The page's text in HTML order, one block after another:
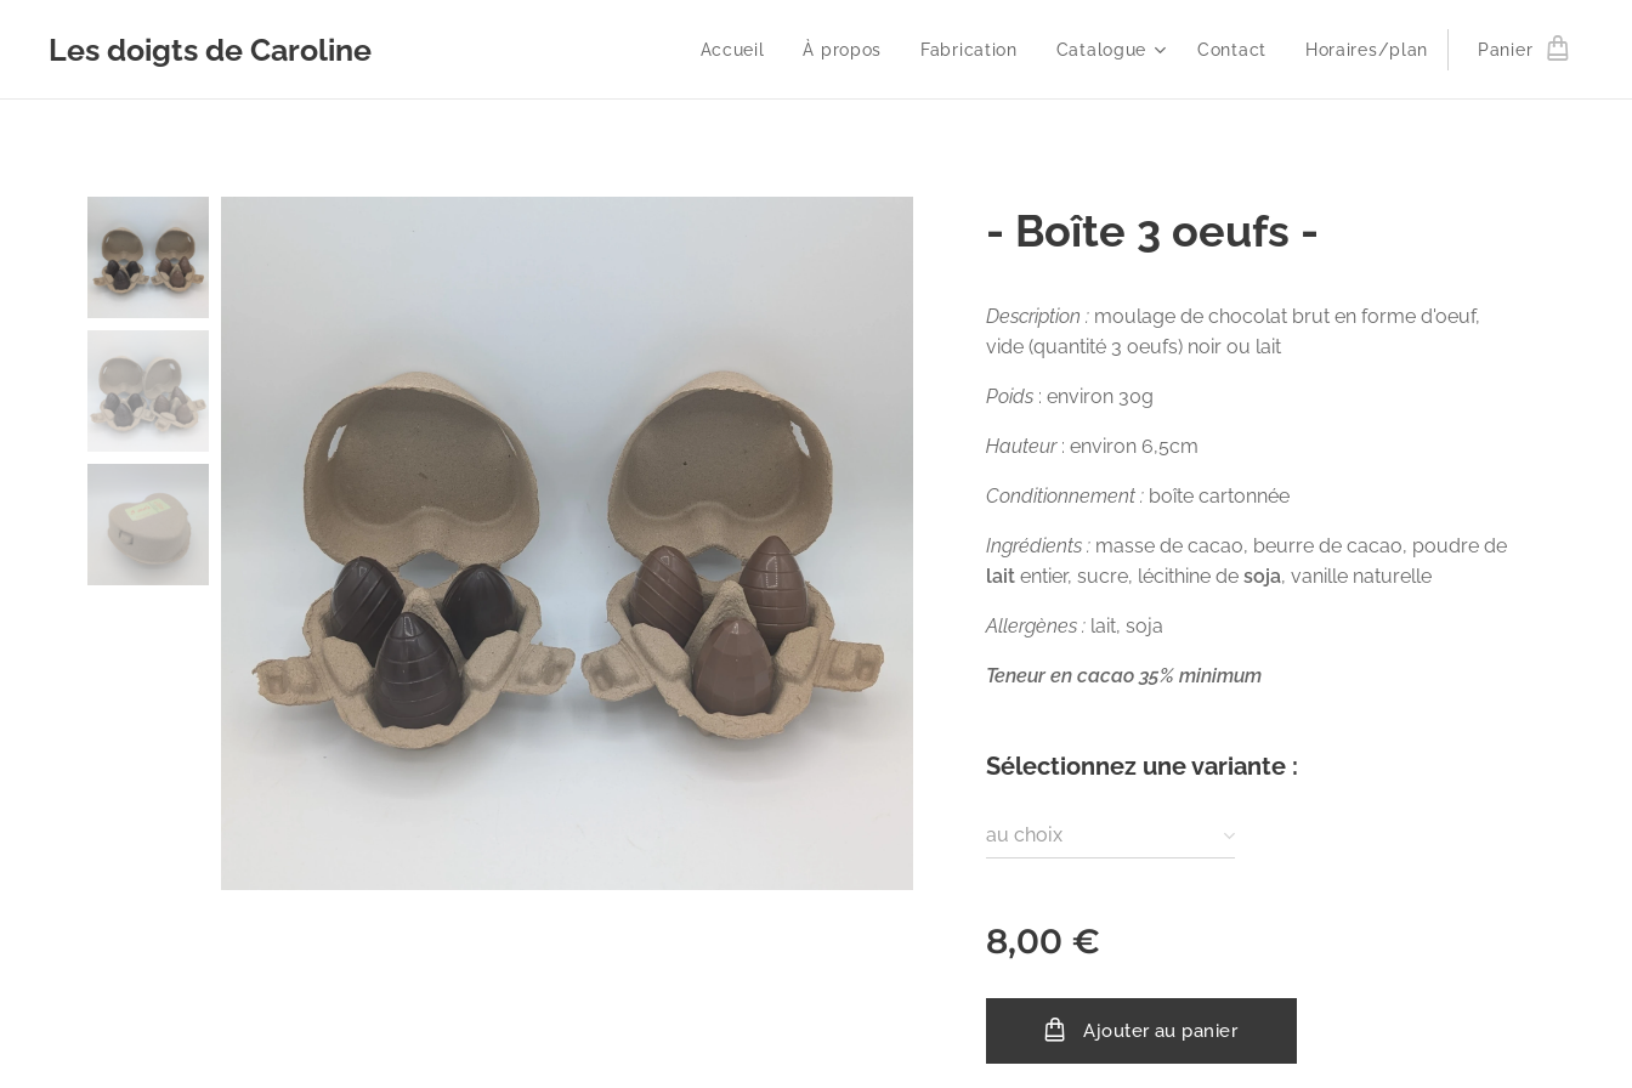
Les doigts de Caroline Accueil À propos Fabrication Catalogue Contact Horaires/plan Panier
- Boîte 3 oeufs -
Description : moulage de chocolat brut en forme d'oeuf,
vide (quantité 3 oeufs) noir ou lait
Poids : environ 30g
Hauteur : environ 6,5cm
Conditionnement : boîte cartonnée
Ingrédients : masse de cacao, beurre de cacao, poudre de
lait entier, sucre, lécithine de soja, vanille naturelle
Allergènes : lait, soja
Teneur en cacao 35% minimum
Sélectionnez une variante :
au choix
8,00 €
Ajouter au panier